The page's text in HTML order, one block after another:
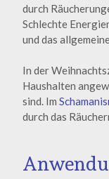
durch
Schlechte
und das
In der
Haushalten
sind. Im
durch das